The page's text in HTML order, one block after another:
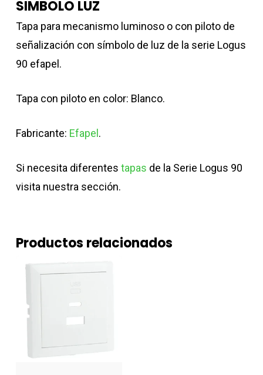
SIMBOLO LUZ
Tapa para mecanismo luminoso o con piloto de
señalización con símbolo de luz de la serie Logus
90 efapel.
Tapa con piloto en color: Blanco.
Fabricante: Efapel.
Si necesita diferentes tapas de la Serie Logus 90
visita nuestra sección.
Productos relacionados